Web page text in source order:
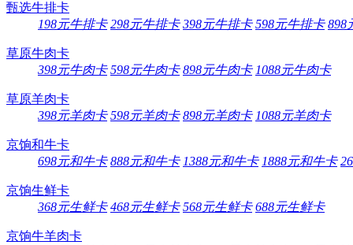
甄选牛排卡
198元牛排卡 298元牛排卡 398元牛排卡 598元牛排卡 898
草原牛肉卡
398元牛肉卡 598元牛肉卡 898元牛肉卡 1088元牛肉卡
草原羊肉卡
398元羊肉卡 598元羊肉卡 898元羊肉卡 1088元羊肉卡
京饷和牛卡
698元和牛卡 888元和牛卡 1388元和牛卡 1888元和牛卡
京饷生鲜卡
368元生鲜卡 468元生鲜卡 568元生鲜卡 688元生鲜卡
京饷牛羊肉卡